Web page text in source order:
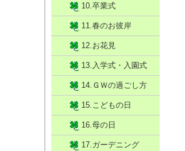
10.卒業式
11.春のお彼岸
12.お花見
13.入学式・入園式
14.ＧＷの過ごし方
15.こどもの日
16.母の日
17.ガーデニング